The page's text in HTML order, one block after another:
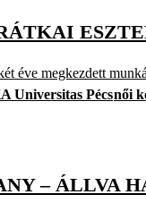
éve megkezdett
Universitas Pécsnői
– ÁLLVA